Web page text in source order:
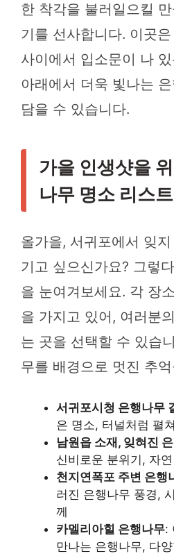
한 착각을 불러일으킬
기를 선사합니다. 이곳
사이에서 입소문이 나
아래에서 더욱 빛나는
담을 수 있습니다.
가을 인생샷을
나무 명소 리스트
올가을, 서귀포에서 잊
기고 싶으신가요? 그렇
을 눈여겨보세요. 각 장
을 가지고 있어, 여러분
는 곳을 선택할 수 있습
무를 배경으로 멋진 추
서귀포시청 은행나무
은 명소, 터널처럼 펼
남원읍 소재, 잊혀진
신비로운 분위기, 자
천지연폭포 주변 은행
러진 은행나무 풍경,
께
카멜리아힐 은행나무:
만나는 은행나무, 다